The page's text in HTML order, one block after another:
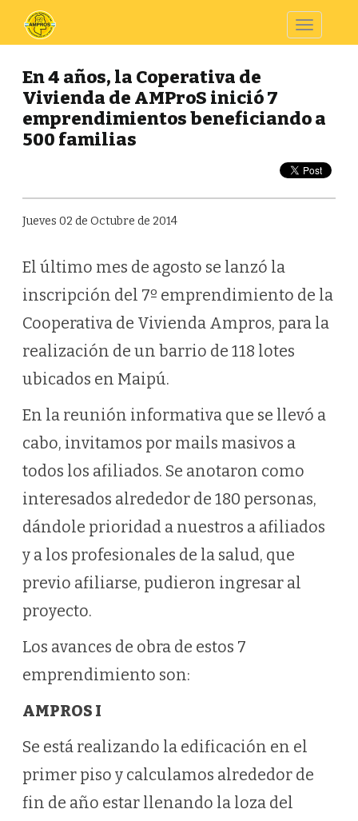
Toggle
En 4 años, la Coperativa de
Vivienda de AMProS inició 7
emprendimientos beneficiando a
500 familias
Jueves 02 de Octubre de 2014
El último mes de agosto se lanzó la
inscripción del 7º emprendimiento de la
Cooperativa de Vivienda Ampros, para la
realización de un barrio de 118 lotes
ubicados en Maipú.
En la reunión informativa que se llevó a
cabo, invitamos por mails masivos a
todos los afiliados. Se anotaron como
interesados alrededor de 180 personas,
dándole prioridad a nuestros a afiliados
y a los profesionales de la salud, que
previo afiliarse, pudieron ingresar al
proyecto.
Los avances de obra de estos 7
emprendimiento son:
AMPROS I
Se está realizando la edificación en el
primer piso y calculamos alrededor de
fin de año estar llenando la loza del